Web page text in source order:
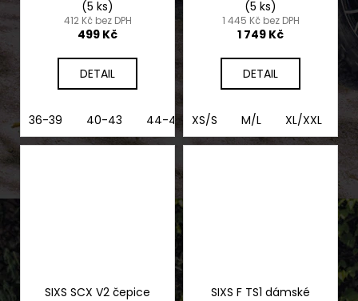
(5 ks)
412 Kč bez DPH
499 Kč
DETAIL
36-39 40-43 44-47
(5 ks)
1 445 Kč bez DPH
1 749 Kč
DETAIL
XS/S M/L XL/XXL
SIXS SCX V2 čepice
SIXS F TS1 dámské